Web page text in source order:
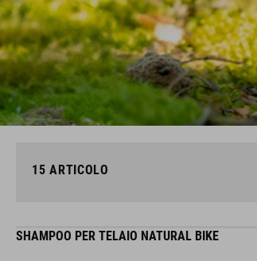
15 ARTICOLO
SHAMPOO PER TELAIO NATURAL BIKE